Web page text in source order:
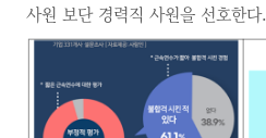
사원 보단 경력직 사원을 선호한다.